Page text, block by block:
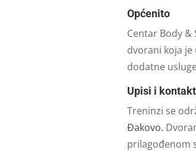
Općenito
Centar Body
dvorani koja
dodatne
Upisi i kontakt
Treninzi se
Đakovo.
prilagođenom